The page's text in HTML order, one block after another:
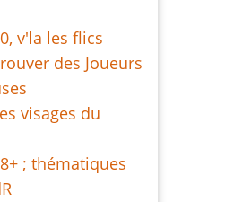
v'la les flics
des Joueurs
visages du
; thématiques